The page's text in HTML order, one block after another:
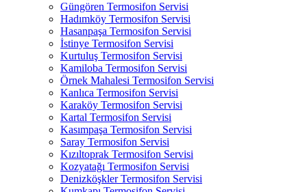
Güngören Termosifon Servisi
Hadımköy Termosifon Servisi
Hasanpaşa Termosifon Servisi
İstinye Termosifon Servisi
Kurtuluş Termosifon Servisi
Kamiloba Termosifon Servisi
Örnek Mahalesi Termosifon Servisi
Kanlıca Termosifon Servisi
Karaköy Termosifon Servisi
Kartal Termosifon Servisi
Kasımpaşa Termosifon Servisi
Saray Termosifon Servisi
Kızıltoprak Termosifon Servisi
Kozyatağı Termosifon Servisi
Denizköşkler Termosifon Servisi